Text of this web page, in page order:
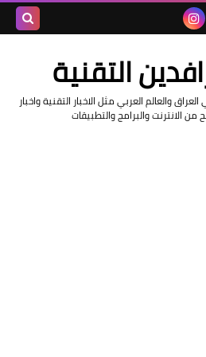
التقنية
والعالم العربي مثل الاخبار التقنية واخبار
من الانترنت والبرامج والتطبيقات